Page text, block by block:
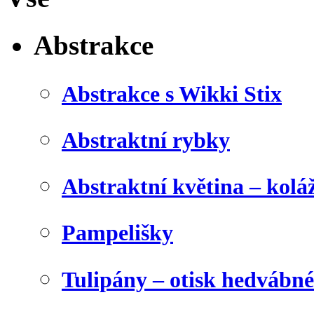
Abstrakce
Abstrakce s Wikki Stix
Abstraktní rybky
Abstraktní květina –
Pampelišky
Tulipány – otisk